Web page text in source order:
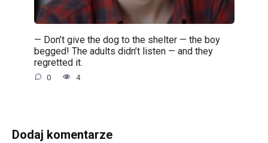
— Don’t give the dog to the shelter — the boy
begged! The adults didn’t listen — and they
regretted it.
0 4
Dodaj komentarze